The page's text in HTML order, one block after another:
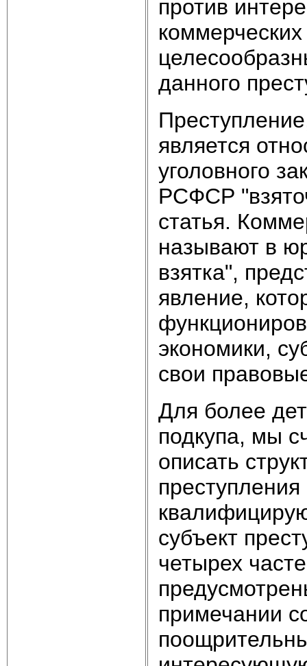
против
данного
является
уголовного
РСФСР
статья.
называют в
взятка",
явление,
экономики,
свои
Для более
подкупа, мы
описать
субъект
четырех
примечании